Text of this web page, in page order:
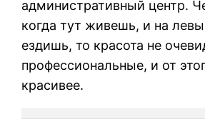
административный центр.
когда тут живешь, и на
ездишь, то красота не
профессиональные, и от
красивее.